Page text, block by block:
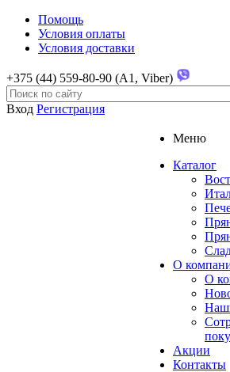
Помощь
Условия оплаты
Условия доставки
+375 (44) 559-80-90 (A1, Viber)
Вход Регистрация
Меню
Каталог
О
О
Акции
Контакты